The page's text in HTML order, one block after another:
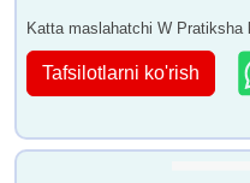
Katta maslahatchi W
Tafsilotlarni ko'rish